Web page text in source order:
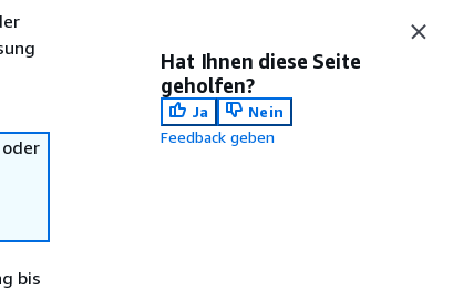
bis
Hat Ihnen diese Seite
geholfen?
Ja
Nein
Feedback geben